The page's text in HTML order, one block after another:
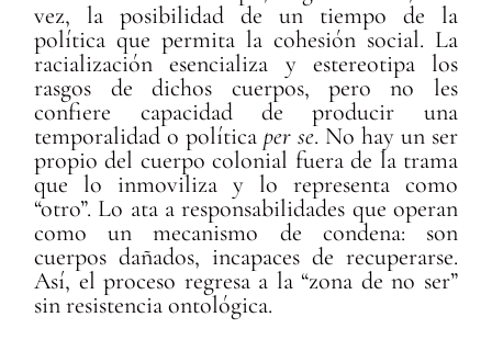
vez, la posibilidad de un tiempo de la
política que permita la cohesión social. La
racialización esencializa y estereotipa los
rasgos de dichos cuerpos, pero no les
confiere capacidad de producir una
temporalidad o políticaper se. No hay un ser
propio del cuerpo colonial fuera de la trama
que lo inmoviliza y lo representa como
“otro”. Lo ata a responsabilidades que operan
como un mecanismo de condena: son
cuerpos dañados, incapaces de recuperarse.
Así, el proceso regresa a la “zona de no ser”
sin resistencia ontológica.